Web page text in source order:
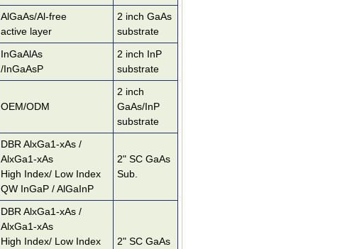
AlGaAs/Al-free
active layer
2 inch GaAs
substrate
InGaAlAs
/InGaAsP
2 inch InP
substrate
OEM/ODM
2 inch
GaAs/InP
substrate
DBR AlxGa1-xAs /
AlxGa1-xAs
High Index/ Low Index
QW InGaP / AlGaInP
2" SC GaAs
Sub.
DBR AlxGa1-xAs /
AlxGa1-xAs
High Index/ Low Index
2" SC GaAs